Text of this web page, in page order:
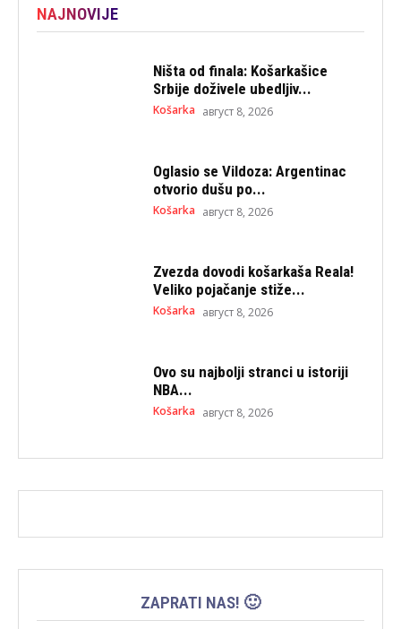
NAJNOVIJE
Ništa od finala: Košarkašice
Srbije doživele ubedljiv...
Košarka август 8, 2026
Oglasio se Vildoza: Argentinac
otvorio dušu po...
Košarka август 8, 2026
Zvezda dovodi košarkaša Reala!
Veliko pojačanje stiže...
Košarka август 8, 2026
Ovo su najbolji stranci u istoriji
NBA...
Košarka август 8, 2026
ZAPRATI NAS! 🙂